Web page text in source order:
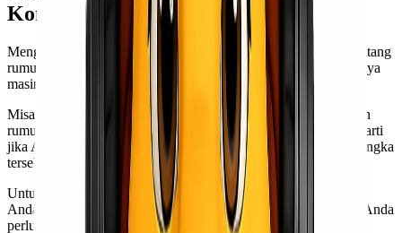
Konversi Satuan
Menghitung konversi satuan memerlukan pemahaman dasar tentang
rumus yang digunakan. Setiap satuan memiliki faktor konversinya
masing-masing.
Misalnya, untuk mengkonversi kubik ke liter, kita menggunakan
rumus sederhana: 1 meter kubik sama dengan 1000 liter. Ini berarti
jika Anda memiliki volume dalam meter kubik, cukup kalikan angka
tersebut dengan 1000.
Untuk satuan berat seperti kilo, penghitungan berbeda lagi. Jika
Anda ingin tahu berapa kilogram dalam suatu volume tertentu, Anda
perlu mengetahui densitas materialnya terlebih dahulu.